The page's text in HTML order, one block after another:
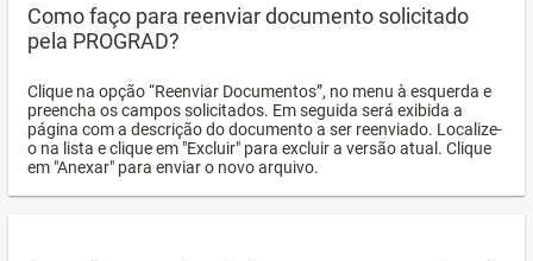
Como faço para reenviar documento solicitado
pela PROGRAD?
Clique na opção “Reenviar Documentos”, no menu à esquerda e
preencha os campos solicitados. Em seguida será exibida a
página com a descrição do documento a ser reenviado. Localize-
o na lista e clique em "Excluir" para excluir a versão atual. Clique
em "Anexar" para enviar o novo arquivo.